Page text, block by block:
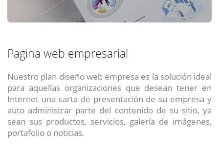
Pagina web empresarial
Nuestro plan diseño web empresa es la solución ideal
para aquellas organizaciones que desean tener en
Internet una carta de presentación de su empresa y
auto administrar parte del contenido de su sitio, ya
sean sus productos, servicios, galería de imágenes,
portafolio o noticias.